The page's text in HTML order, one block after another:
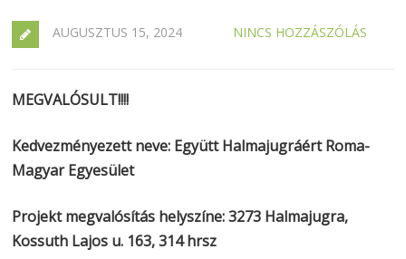
AUGUSZTUS 15, 2024 NINCS HOZZÁSZÓLÁS
MEGVALÓSULT!!!!
Kedvezményezett neve: Együtt Halmajugráért Roma-
Magyar Egyesület
Projekt megvalósítás helyszíne: 3273 Halmajugra,
Kossuth Lajos u. 163, 314 hrsz